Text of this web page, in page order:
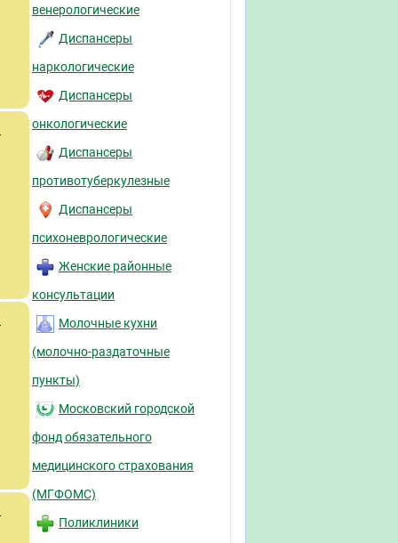
венерологические
Диспансеры
наркологические
Диспансеры
онкологические
Диспансеры
противотуберкулезные
Диспансеры
психоневрологические
Женские районные
консультации
Молочные кухни
(молочно-раздаточные
пункты)
Московский городской
фонд обязательного
медицинского страхования
(МГФОМС)
Поликлиники